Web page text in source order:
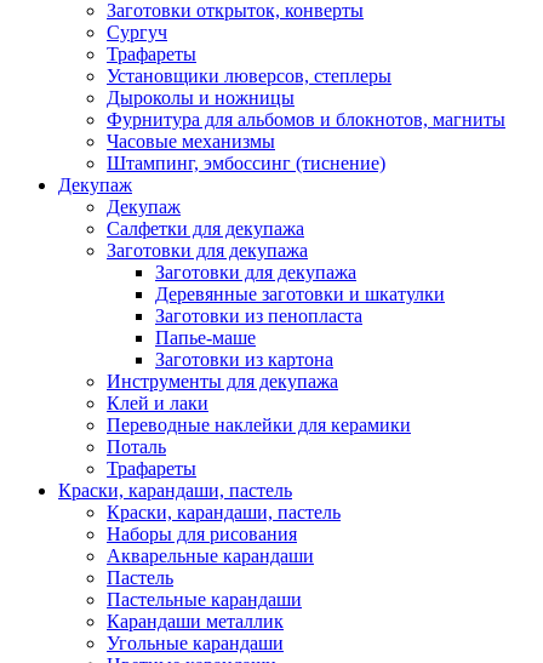
Заготовки открыток, конверты
Сургуч
Трафареты
Установщики люверсов, степлеры
Дыроколы и ножницы
Фурнитура для альбомов и блокнотов, магниты
Часовые механизмы
Штампинг, эмбоссинг (тиснение)
Декупаж
Декупаж
Салфетки для декупажа
Заготовки для декупажа
Заготовки для декупажа
Деревянные заготовки и шкатулки
Заготовки из пенопласта
Папье-маше
Заготовки из картона
Инструменты для декупажа
Клей и лаки
Переводные наклейки для керамики
Поталь
Трафареты
Краски, карандаши, пастель
Краски, карандаши, пастель
Наборы для рисования
Акварельные карандаши
Пастель
Пастельные карандаши
Карандаши металлик
Угольные карандаши